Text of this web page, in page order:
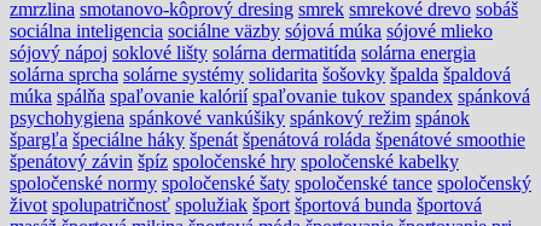
zmrzlina smotanovo-kôprový dresing smrek smrekové drevo sobáš
sociálna inteligencia sociálne väzby sójová múka sójové mlieko
sójový nápoj soklové lišty solárna dermatitída solárna energia
solárna sprcha solárne systémy solidarita šošovky špalda špaldová
múka spálňa spaľovanie kalórií spaľovanie tukov spandex spánková
psychohygiena spánkové vankúšiky spánkový režim spánok
špargľa špeciálne háky špenát špenátová roláda špenátové smoothie
špenátový závin špíz spoločenské hry spoločenské kabelky
spoločenské normy spoločenské šaty spoločenské tance spoločenský
život spolupatričnosť spolužiak šport športová bunda športová